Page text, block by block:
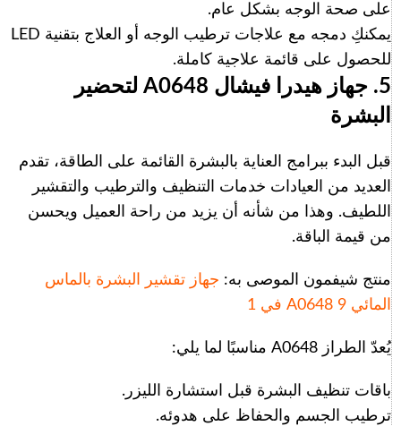
على صحة الوجه بشكل عام.
يمكنكِ دمجه مع علاجات ترطيب الوجه أو العلاج بتقنية LED
للحصول على قائمة علاجية كاملة.
5. جهاز هيدرا فيشال A0648 لتحضير
البشرة
قبل البدء ببرامج العناية بالبشرة القائمة على الطاقة، تقدم
العديد من العيادات خدمات التنظيف والترطيب والتقشير
اللطيف. وهذا من شأنه أن يزيد من راحة العميل ويحسن
من قيمة الباقة.
منتج شيفمون الموصى به: جهاز تقشير البشرة بالماس
المائي A0648 9 في 1
يُعدّ الطراز A0648 مناسبًا لما يلي:
باقات تنظيف البشرة قبل استشارة الليزر.
ترطيب الجسم والحفاظ على هدوئه.